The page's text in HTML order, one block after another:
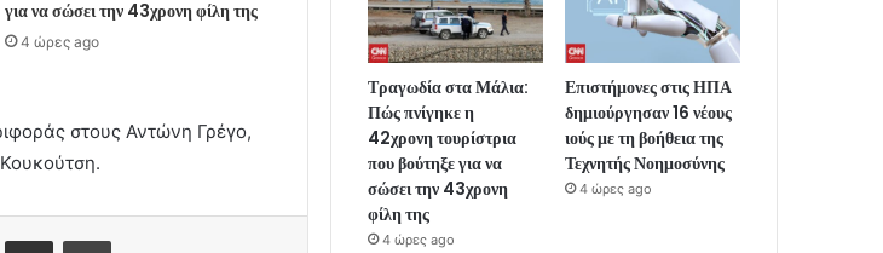
για να σώσει την 43χρονη φίλη της
4 ώρες ago
στους Αντώνη Γρέγο,
Share via Email Print
Τραγωδία στα Μάλια:
Πώς πνίγηκε η
42χρονη τουρίστρια
που βούτηξε για να
σώσει την 43χρονη
φίλη της
4 ώρες ago
Επιστήμονες στις ΗΠΑ
δημιούργησαν 16 νέους
ιούς με τη βοήθεια της
Τεχνητής Νοημοσύνης
4 ώρες ago